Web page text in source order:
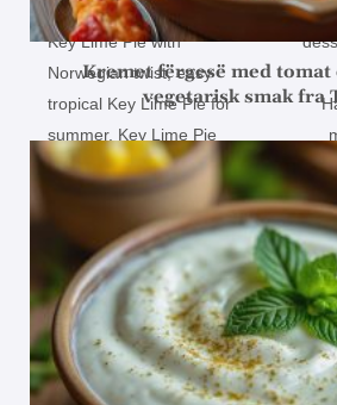
Kremet fërgesë med tomat
vegetarisk smak fra